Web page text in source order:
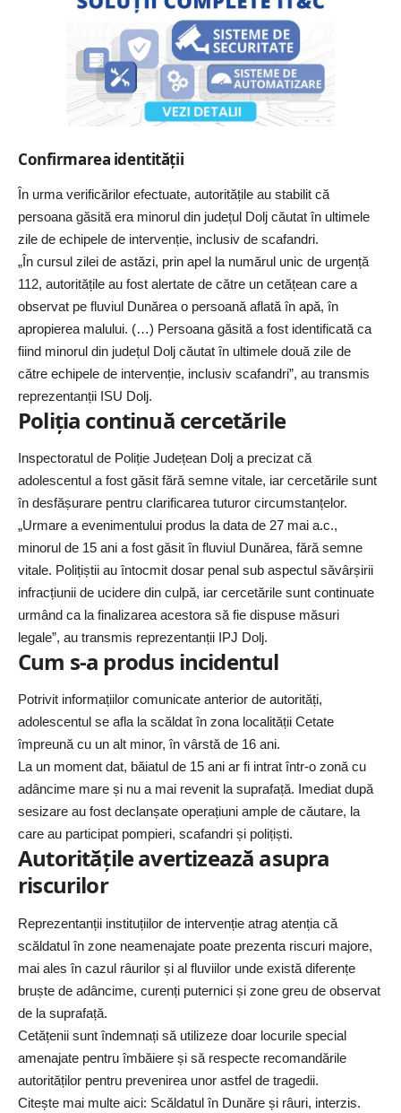
Confirmarea identității
În urma verificărilor efectuate, autoritățile au stabilit că
persoana găsită era minorul din județul Dolj căutat în ultimele
zile de echipele de intervenție, inclusiv de scafandri.
„În cursul zilei de astăzi, prin apel la numărul unic de urgență
112, autoritățile au fost alertate de către un cetățean care a
observat pe fluviul Dunărea o persoană aflată în apă, în
apropierea malului. (…) Persoana găsită a fost identificată ca
fiind minorul din județul Dolj căutat în ultimele două zile de
către echipele de intervenție, inclusiv scafandri”, au transmis
reprezentanții ISU Dolj.
Poliția continuă cercetările
Inspectoratul de Poliție Județean Dolj a precizat că
adolescentul a fost găsit fără semne vitale, iar cercetările sunt
în desfășurare pentru clarificarea tuturor circumstanțelor.
„Urmare a evenimentului produs la data de 27 mai a.c.,
minorul de 15 ani a fost găsit în fluviul Dunărea, fără semne
vitale. Polițiștii au întocmit dosar penal sub aspectul săvârșirii
infracțiunii de ucidere din culpă, iar cercetările sunt continuate
urmând ca la finalizarea acestora să fie dispuse măsuri
legale”, au transmis reprezentanții IPJ Dolj.
Cum s-a produs incidentul
Potrivit informațiilor comunicate anterior de autorități,
adolescentul se afla la scăldat în zona localității Cetate
împreună cu un alt minor, în vârstă de 16 ani.
La un moment dat, băiatul de 15 ani ar fi intrat într-o zonă cu
adâncime mare și nu a mai revenit la suprafață. Imediat după
sesizare au fost declanșate operațiuni ample de căutare, la
care au participat pompieri, scafandri și polițiști.
Autoritățile avertizează asupra
riscurilor
Reprezentanții instituțiilor de intervenție atrag atenția că
scăldatul în zone neamenajate poate prezenta riscuri majore,
mai ales în cazul râurilor și al fluviilor unde există diferențe
bruște de adâncime, curenți puternici și zone greu de observat
de la suprafață.
Cetățenii sunt îndemnați să utilizeze doar locurile special
amenajate pentru îmbăiere și să respecte recomandările
autorităților pentru prevenirea unor astfel de tragedii.
Citește mai multe aici: Scăldatul în Dunăre și râuri, interzis.